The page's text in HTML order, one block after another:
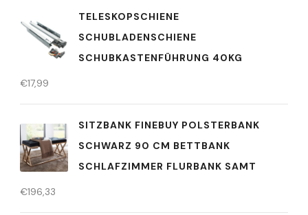
TELESKOPSCHIENE
SCHUBLADENSCHIENE
SCHUBKASTENFÜHRUNG 40KG
€17,99
SITZBANK FINEBUY POLSTERBANK
SCHWARZ 90 CM BETTBANK
SCHLAFZIMMER FLURBANK SAMT
€196,33